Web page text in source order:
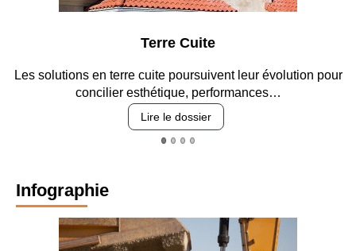
Terre Cuite
Les solutions en terre cuite poursuivent leur évolution pour
concilier esthétique, performances…
Lire le dossier
Infographie